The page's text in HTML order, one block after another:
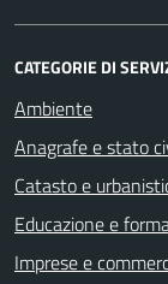
CATEGORIE DI
Ambiente
Anagrafe e stato
Catasto e
Educazione e
Imprese e